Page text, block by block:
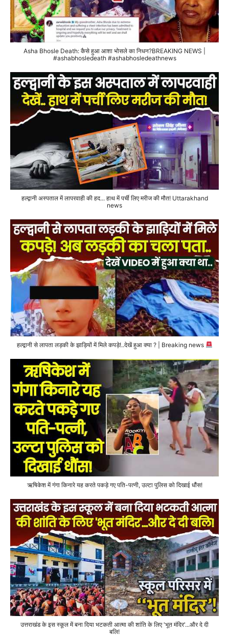
Asha Bhosle Death: कैसे हुआ आशा भोसले का निधन?BREAKING NEWS |
#ashabhosledeath #ashabhosledeathnews
हल्द्वानी अस्पताल में लापरवाही की हद... हाथ में पर्ची लिए मरीज की मौत! Uttarakhand
news
हल्द्वानी से लापता लड़की के झाड़ियों में मिले कपड़े!..देखें हुआ क्या ? | Breaking news
ऋषिकेश में गंगा किनारे यह करते पकड़े गए पति-पत्नी, उल्टा पुलिस को दिखाई धौंस!
उत्तराखंड के इस स्कूल में बना दिया भटकती आत्मा की शांति के लिए 'भूत मंदिर'...और दे दी
बलि!